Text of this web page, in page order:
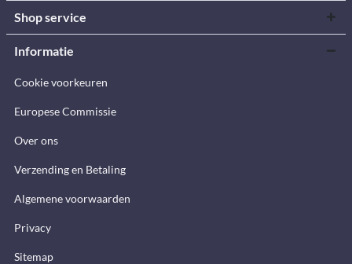
Shop service
Informatie
Cookie voorkeuren
Europese Commissie
Over ons
Verzending en Betaling
Algemene voorwaarden
Privacy
Sitemap